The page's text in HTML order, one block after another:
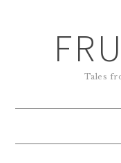
Tales